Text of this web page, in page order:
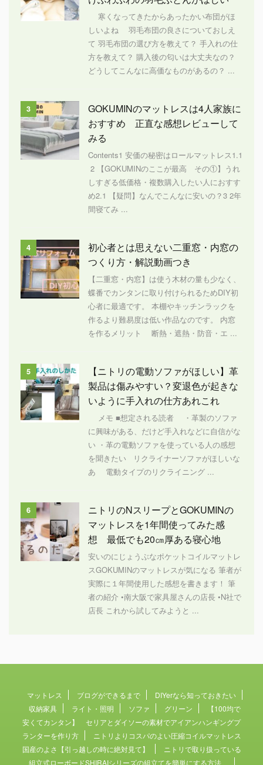
寒くなってきたからあったかい布団がほ
しいよね 羽毛布団の良さについておしえ
て 羽毛布団の選び方を教えて？ 手入れの仕
方を教えて？ 購入後の匂いは大丈夫なの？
どうしてこんなに高価なものがあるの？ ...
3
GOKUMINのマットレスは4人家族に
おすすめ 正直な感想レビューして
みる
Contents1 安価の秘密はロールマットレス1.1
2 【GOKUMINのここが最高 その①】うれ
しすぎる低価格・複数購入したい人におすす
め2.1 【疑問】なんでこんなに安いの？3 2年
間寝てみ ...
4
初心者とは思えない二重窓・内窓の
つくり方・解説動画つき
【二重窓・内窓】は使う木材の量も少なく、
蝶番でカンタンに取り付けられるためDIY初
心者に最適です。 本棚やキッチンラックを
作るより難易度は低い作品なのです。 内窓
を作るメリット 断熱・遮熱・防音・エ ...
5
【ニトリの電動ソファがほしい】革
製品は傷みやすい？変退色が起きな
いように手入れの仕方あれこれ
メモ ■想定される読者 ・革製のソファ
に興味がある、だけど手入れなどに自信がな
い ・革の電動ソファを使っている人の感想
を聞きたい リクライナーソファがほしいな
あ 電動タイプのリクライニング ...
6
ニトリのNスリープとGOKUMINの
マットレスを1年間使ってみた感
想 最低でも20㎝厚ある寝心地
安いのにじょうぶなポケットコイルマットレ
スGOKUMINのマットレスが気になる 筆者が
実際に１年間使用した感想を書きます！ 筆
者の紹介 •南大阪で家具屋さんの店長 •N社で
店長 これから試してみようと ...
マットレス ブログができるまで
DIYerなら知っておきたい
収納家具
ライト・照明 ソファ グリーン
【100均で
安くてカンタン】 セリアとダイソーの素材でアイアンハンギングプ
ランターを作り方
ニトリよりコスパのよい圧縮コイルマットレス
国産のよさ【引っ越しの時に絶対見て】
ニトリで取り扱っている
組立式ローボードSHIRAIシリーズの組立てを簡単にする方法